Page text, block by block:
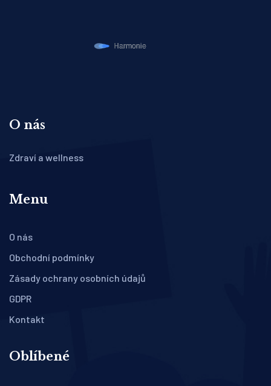
O nás
Zdraví a wellness
Menu
O nás
Obchodní podmínky
Zásady ochrany osobních údajů
GDPR
Kontakt
Oblíbené